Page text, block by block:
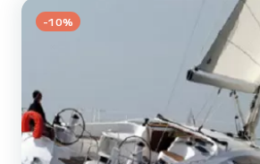
Porto Azzurro, Lacona, Procchio la Biodola
-10%